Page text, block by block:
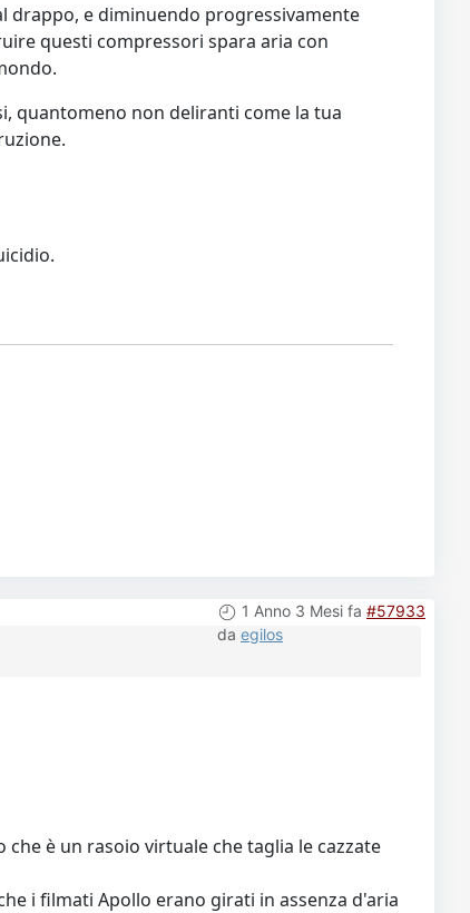
drappo, e diminuendo progressivamente
questi compressori spara aria con
quantomeno non deliranti come la tua
1 Anno 3 Mesi fa #57933
da egilos
è un rasoio virtuale che taglia le cazzate
i filmati Apollo erano girati in assenza d'aria